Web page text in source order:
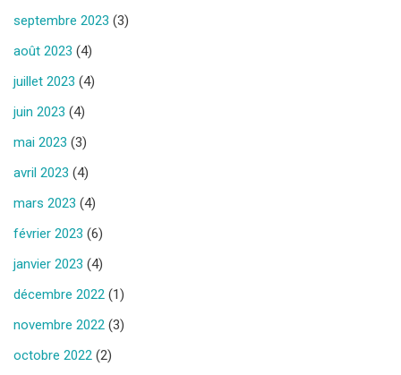
septembre 2023 (3)
août 2023 (4)
juillet 2023 (4)
juin 2023 (4)
mai 2023 (3)
avril 2023 (4)
mars 2023 (4)
février 2023 (6)
janvier 2023 (4)
décembre 2022 (1)
novembre 2022 (3)
octobre 2022 (2)